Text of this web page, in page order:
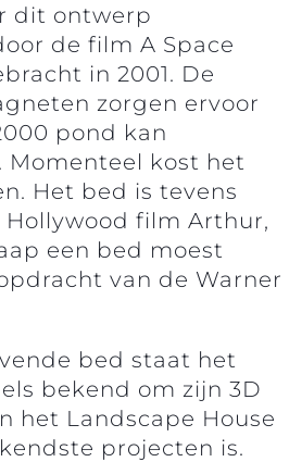
dit ontwerp
de film A Space
in 2001. De
zorgen ervoor
pond kan
Momenteel kost het
Het bed is tevens
film Arthur,
een bed moest
van de Warner
bed staat het
bekend om zijn 3D
het Landscape House
projecten is.